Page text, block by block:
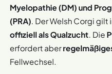
Myelopathie (DM) und
(PRA). Der Welsh Corgi gilt
offiziell als Qualzucht. Die
erfordert aber
Fellwechsel.